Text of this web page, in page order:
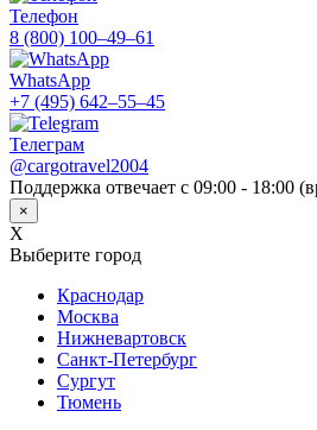
Телефон
8 (800) 100–49–61
WhatsApp
+7 (495) 642–55–45
Телеграм
@cargotravel2004
Поддержка отвечает с 09:00 - 18:00
×
X
Выберите город
Краснодар
Москва
Нижневартовск
Санкт-Петербург
Сургут
Тюмень